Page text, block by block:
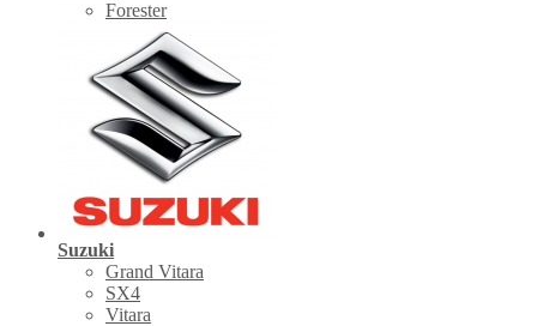
Forester
Suzuki
Grand Vitara
SX4
Vitara